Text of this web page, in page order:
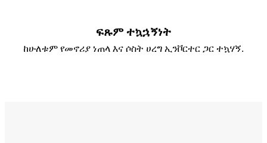
ፍጹም ተኳኋኝነት
ከሁለቱም የመኖሪያ ነጠላ እና ሶስት ሀረግ ኢንቮርተር ጋር ተኳሃኝ.